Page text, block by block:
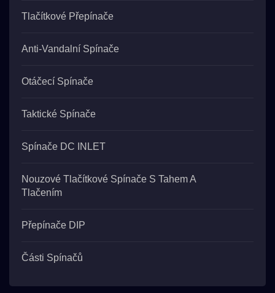
Tlačítkové Přepínače
Anti-Vandalní Spínače
Otáčecí Spínače
Taktické Spínače
Spínače DC INLET
Nouzové Tlačítkové Spínače S Tahem A
Tlačením
Přepínače DIP
Části Spínačů